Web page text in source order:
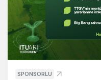
SPONSORLU